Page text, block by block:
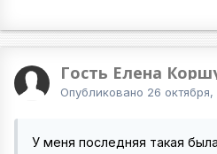
Гость Елена
Опубликовано 26 октября,
У меня последняя такая